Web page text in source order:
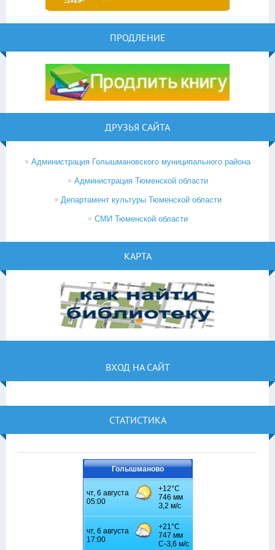
ПРОДЛЕНИЕ
ДРУЗЬЯ САЙТА
Администрация Голышмановского муниципального района
Администрация Тюменской области
Департамент культуры Тюменской области
СМИ Тюменской области
КАРТА
ВХОД НА САЙТ
СТАТИСТИКА
Голышманово